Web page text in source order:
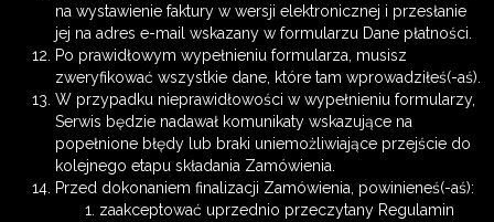
na wystawienie faktury w wersji elektronicznej i przesłanie
jej na adres e-mail wskazany w formularzu Dane płatności.
Po prawidłowym wypełnieniu formularza, musisz
zweryfikować wszystkie dane, które tam wprowadziłeś(-aś).
W przypadku nieprawidłowości w wypełnieniu formularzy,
Serwis będzie nadawał komunikaty wskazujące na
popełnione błędy lub braki uniemożliwiające przejście do
kolejnego etapu składania Zamówienia.
Przed dokonaniem finalizacji Zamówienia, powinieneś(-aś):
zaakceptować uprzednio przeczytany Regulamin